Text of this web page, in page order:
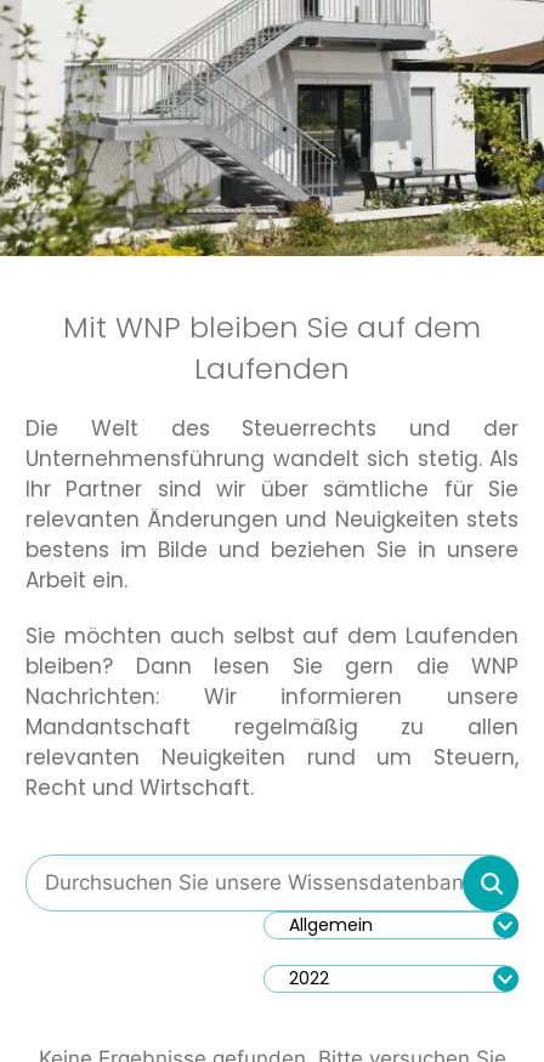
Mit WNP bleiben Sie auf dem
Laufenden
Die Welt des Steuerrechts und der
Unternehmensführung wandelt sich stetig. Als
Ihr Partner sind wir über sämtliche für Sie
relevanten Änderungen und Neuigkeiten stets
bestens im Bilde und beziehen Sie in unsere
Arbeit ein.
Sie möchten auch selbst auf dem Laufenden
bleiben? Dann lesen Sie gern die WNP
Nachrichten: Wir informieren unsere
Mandantschaft regelmäßig zu allen
relevanten Neuigkeiten rund um Steuern,
Recht und Wirtschaft.
Allgemein
2022